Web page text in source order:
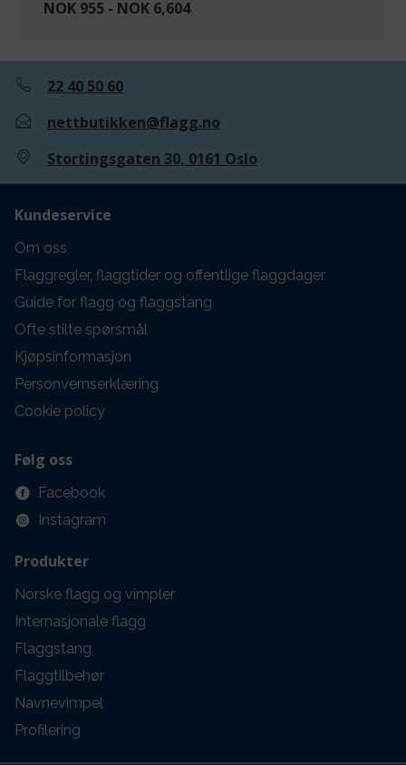
NOK 955 - NOK 6,604
22 40 50 60
nettbutikken@flagg.no
Stortingsgaten 30, 0161 Oslo
Kundeservice
Om oss
Flaggregler, flaggtider og offentlige flaggdager
Guide for flagg og flaggstang
Ofte stilte spørsmål
Kjøpsinformasjon
Personvernserklæring
Cookie policy
Følg oss
Facebook
Instagram
Produkter
Norske flagg og vimpler
Internasjonale flagg
Flaggstang
Flaggtilbehør
Navnevimpel
Profilering